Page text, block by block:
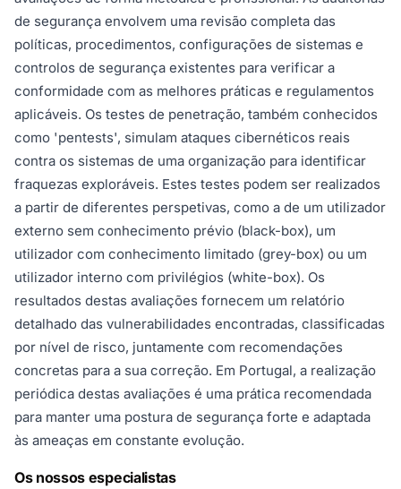
de segurança envolvem uma revisão completa das
políticas, procedimentos, configurações de sistemas e
controlos de segurança existentes para verificar a
conformidade com as melhores práticas e regulamentos
aplicáveis. Os testes de penetração, também conhecidos
como 'pentests', simulam ataques cibernéticos reais
contra os sistemas de uma organização para identificar
fraquezas exploráveis. Estes testes podem ser realizados
a partir de diferentes perspetivas, como a de um utilizador
externo sem conhecimento prévio (black-box), um
utilizador com conhecimento limitado (grey-box) ou um
utilizador interno com privilégios (white-box). Os
resultados destas avaliações fornecem um relatório
detalhado das vulnerabilidades encontradas, classificadas
por nível de risco, juntamente com recomendações
concretas para a sua correção. Em Portugal, a realização
periódica destas avaliações é uma prática recomendada
para manter uma postura de segurança forte e adaptada
às ameaças em constante evolução.
Os nossos especialistas